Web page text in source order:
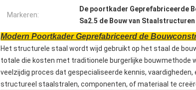
Markeren:
De poortkader Geprefabriceerde
Sa2.5 de Bouw van Staalstructuren
Modern Poortkader Geprefabriceerd de
Het structurele staal wordt wijd gebruikt op het staal de
totale die kosten met traditionele burgerlijke bouwmethode
veelzijdig proces dat gespecialiseerde kennis,
structureel staalstralen, componenten, of materiaal te